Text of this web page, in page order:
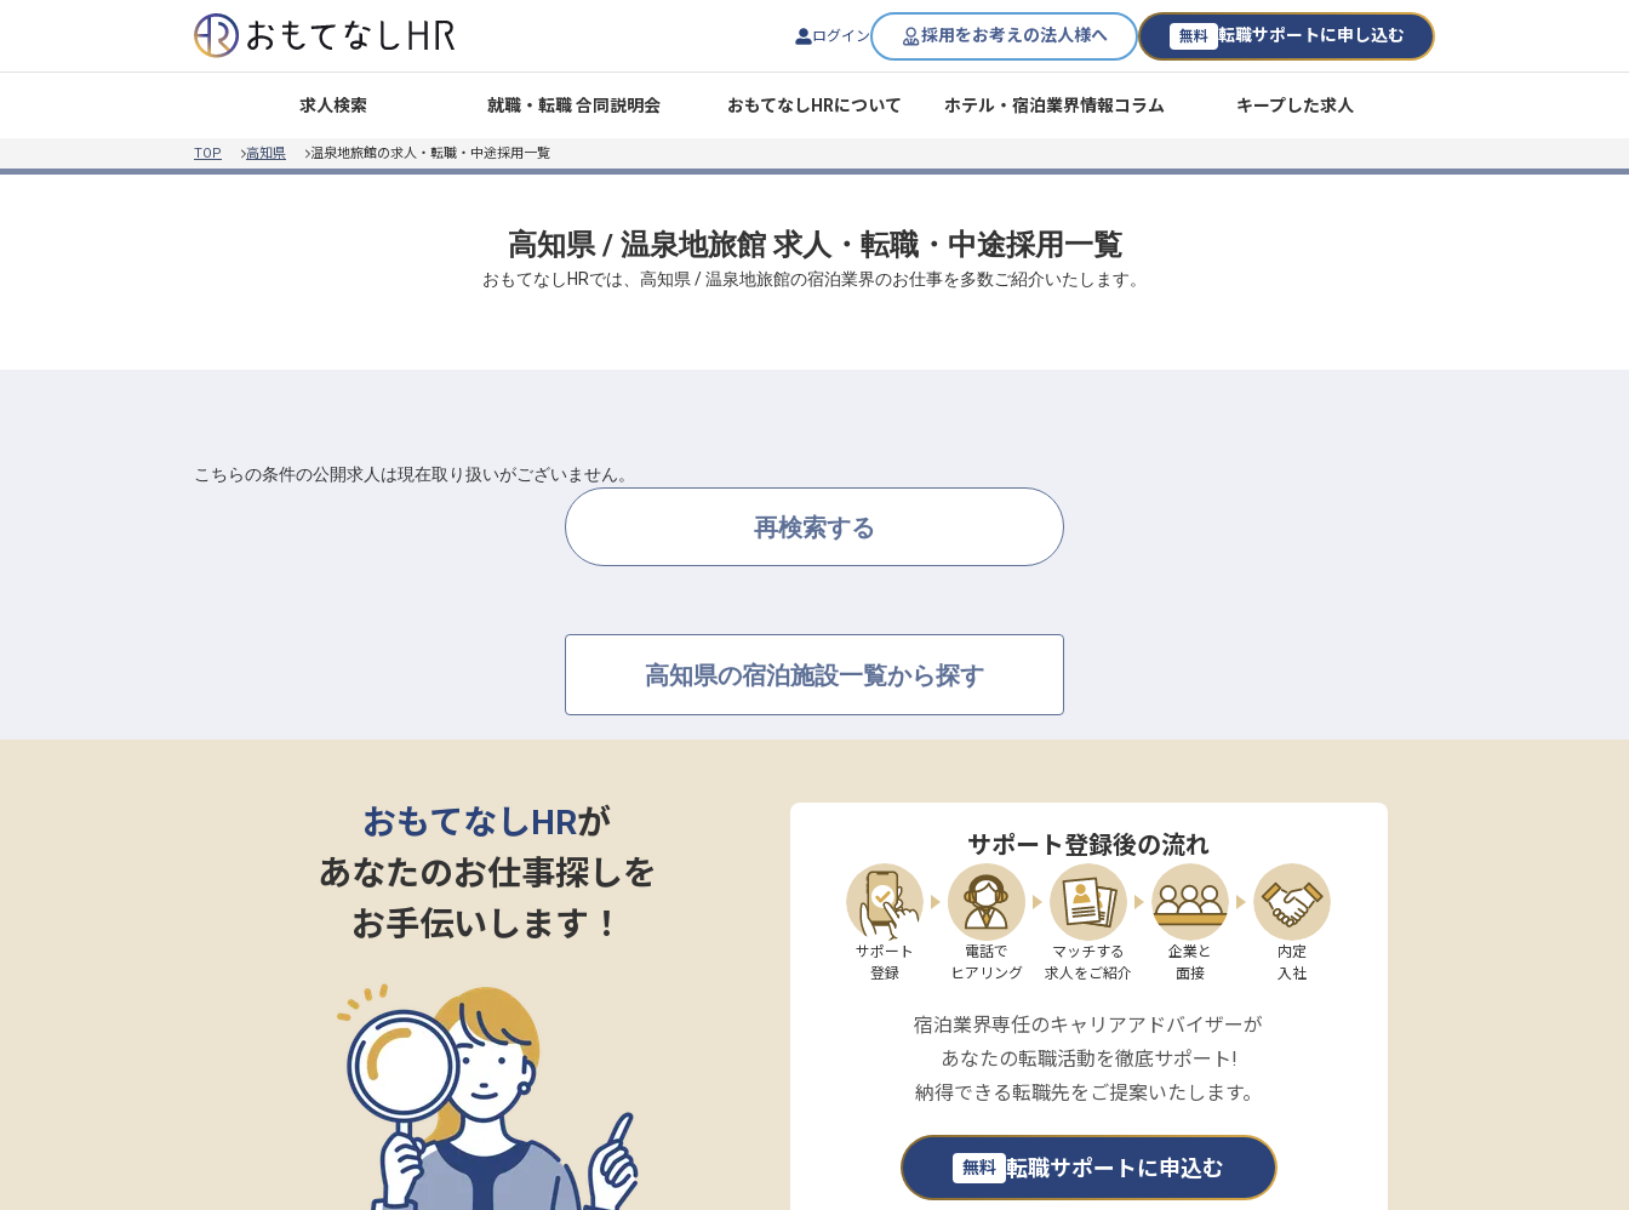
ログイン 採用をお考えの法人様へ 無料 転職サポートに申し込む
求人検索 就職・転職 合同説明会 おもてなしHRについて ホテル・宿泊業界情報コラム キープした求人
TOP 高知県 温泉地旅館の求人・転職・中途採用一覧
高知県 / 温泉地旅館 求人・転職・中途採用一覧
おもてなしHRでは、高知県 / 温泉地旅館の宿泊業界のお仕事を多数ご紹介いたします。
こちらの条件の公開求人は現在取り扱いがございません。
再検索する
高知県の宿泊施設一覧から探す
おもてなしHRが
あなたのお仕事探しを
お手伝いします！
サポート登録後の流れ
サポート
登録
電話で
ヒアリング
マッチする
求人をご紹介
企業と
面接
内定
入社
宿泊業界専任のキャリアアドバイザーが
あなたの転職活動を徹底サポート!
納得できる転職先をご提案いたします。
無料 転職サポートに申込む